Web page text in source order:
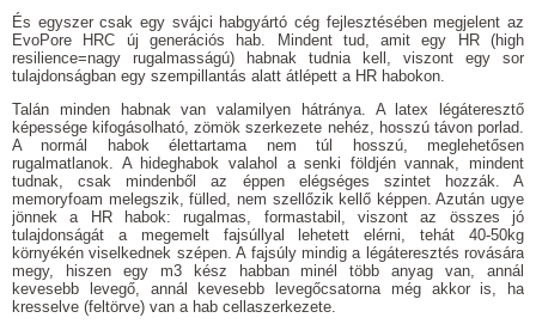
És egyszer csak egy svájci habgyártó cég fejlesztésében megjelent az
EvoPore HRC új generációs hab. Mindent tud, amit egy HR (high
resilience=nagy rugalmasságú) habnak tudnia kell, viszont egy sor
tulajdonságban egy szempillantás alatt átlépett a HR habokon.
Talán minden habnak van valamilyen hátránya. A latex légáteresztő
képessége kifogásolható, zömök szerkezete nehéz, hosszú távon porlad.
A normál habok élettartama nem túl hosszú, meglehetősen
rugalmatlanok. A hideghabok valahol a senki földjén vannak, mindent
tudnak, csak mindenből az éppen elégséges szintet hozzák. A
memoryfoam melegszik, fülled, nem szellőzik kellő képpen. Azután ugye
jönnek a HR habok: rugalmas, formastabil, viszont az összes jó
tulajdonságát a megemelt fajsúllyal lehetett elérni, tehát 40-50kg
környékén viselkednek szépen. A fajsúly mindig a légáteresztés rovására
megy, hiszen egy m3 kész habban minél több anyag van, annál
kevesebb levegő, annál kevesebb levegőcsatorna még akkor is, ha
kresselve (feltörve) van a hab cellaszerkezete.